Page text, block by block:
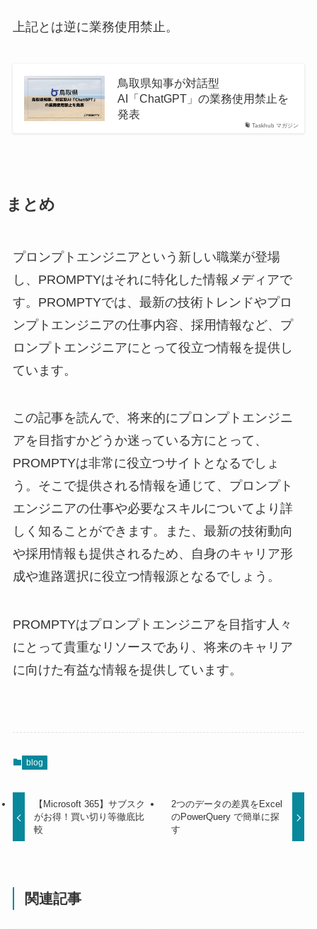
上記とは逆に業務使用禁止。
Taskhub マガジン
鳥取県知事が対話型
AI「ChatGPT」の業務使用禁止を
発表
まとめ
プロンプトエンジニアという新しい職業が登場
し、PROMPTYはそれに特化した情報メディアで
す。PROMPTYでは、最新の技術トレンドやプロ
ンプトエンジニアの仕事内容、採用情報など、プ
ロンプトエンジニアにとって役立つ情報を提供し
ています。
この記事を読んで、将来的にプロンプトエンジニ
アを目指すかどうか迷っている方にとって、
PROMPTYは非常に役立つサイトとなるでしょ
う。そこで提供される情報を通じて、プロンプト
エンジニアの仕事や必要なスキルについてより詳
しく知ることができます。また、最新の技術動向
や採用情報も提供されるため、自身のキャリア形
成や進路選択に役立つ情報源となるでしょう。
PROMPTYはプロンプトエンジニアを目指す人々
にとって貴重なリソースであり、将来のキャリア
に向けた有益な情報を提供しています。
blog
【Microsoft 365】サブスク
がお得！買い切り等徹底比
較
2つのデータの差異をExcel
のPowerQuery で簡単に探
す
関連記事